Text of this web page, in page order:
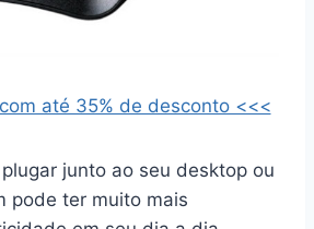
até 35% de desconto <<<
junto ao seu desktop ou
pode ter muito mais